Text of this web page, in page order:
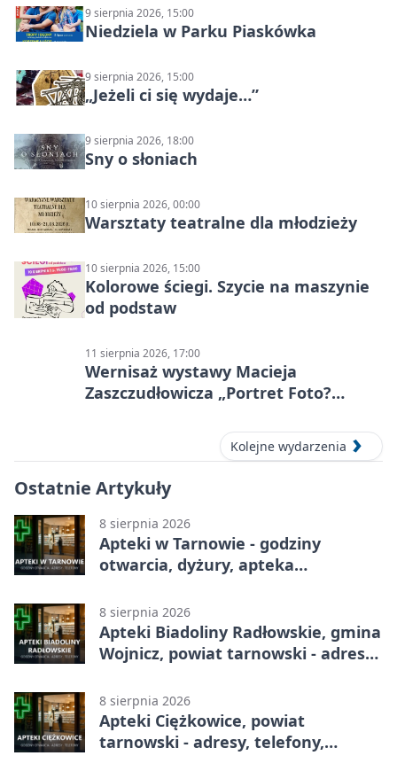
9 sierpnia 2026, 15:00
Niedziela w Parku Piaskówka
9 sierpnia 2026, 15:00
„Jeżeli ci się wydaje…”
9 sierpnia 2026, 18:00
Sny o słoniach
10 sierpnia 2026, 00:00
Warsztaty teatralne dla młodzieży
10 sierpnia 2026, 15:00
Kolorowe ściegi. Szycie na maszynie
od podstaw
11 sierpnia 2026, 17:00
Wernisaż wystawy Macieja
Zaszczudłowicza „Portret Foto?
Kolejne wydarzenia
Ostatnie Artykuły
8 sierpnia 2026
Apteki w Tarnowie - godziny
otwarcia, dyżury, apteka
8 sierpnia 2026
Apteki Biadoliny Radłowskie, gmina
Wojnicz, powiat tarnowski - adresy,
8 sierpnia 2026
Apteki Ciężkowice, powiat
tarnowski - adresy, telefony,